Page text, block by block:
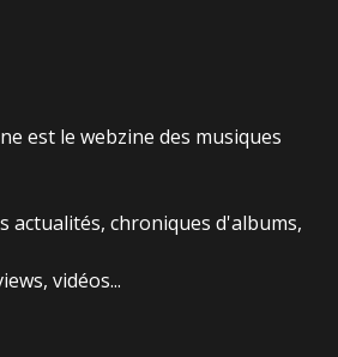
est le webzine des musiques
actualités, chroniques d'albums,
vidéos...